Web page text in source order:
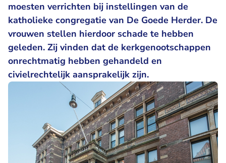
moesten verrichten bij instellingen van de
katholieke congregatie van De Goede Herder. De
vrouwen stellen hierdoor schade te hebben
geleden. Zij vinden dat de kerkgenootschappen
onrechtmatig hebben gehandeld en
civielrechtelijk aansprakelijk zijn.